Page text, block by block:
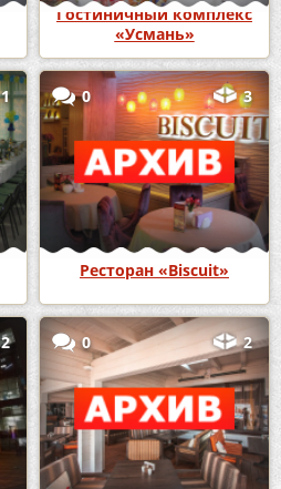
Гостиничный комплекс
«Усмань»
1 0 3
Ресторан «Biscuit»
2 0 2